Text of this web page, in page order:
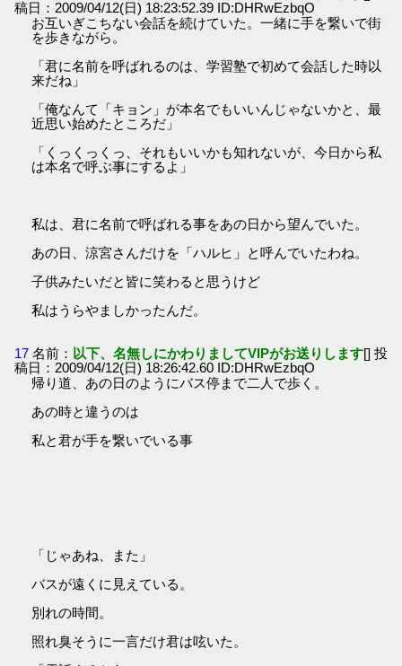
稿日：2009/04/12(日) 18:23:52.39 ID:DHRwEzbqO
お互いぎこちない会話を続けていた。一緒に手を繋いで街
を歩きながら。
「君に名前を呼ばれるのは、学習塾で初めて会話した時以
来だね」
「俺なんて「キョン」が本名でもいいんじゃないかと、最
近思い始めたところだ」
「くっくっくっ、それもいいかも知れないが、今日から私
は本名で呼ぶ事にするよ」
私は、君に名前で呼ばれる事をあの日から望んでいた。
あの日、涼宮さんだけを「ハルヒ」と呼んでいたわね。
子供みたいだと皆に笑わると思うけど
私はうらやましかったんだ。
17 名前： 以下、名無しにかわりましてVIPがお送りします[] 投
稿日：2009/04/12(日) 18:26:42.60 ID:DHRwEzbqO
帰り道、あの日のようにバス停まで二人で歩く。
あの時と違うのは
私と君が手を繋いでいる事
「じゃあね、また」
バスが遠くに見えている。
別れの時間。
照れ臭そうに一言だけ君は呟いた。